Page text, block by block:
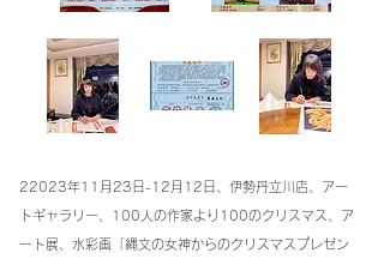
22023年11月23日-12月12 日、伊勢丹立川店、アー
トギャラリー、100人の作家より100のクリスマス、ア
ート展、水彩画「縄文の女神からのクリスマスプレゼン